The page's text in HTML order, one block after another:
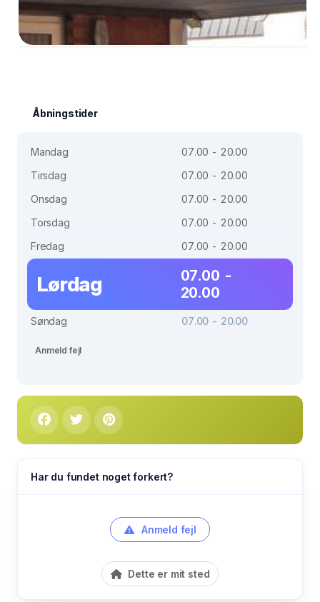
Åbningstider
Mandag
07.00 - 20.00
Tirsdag
07.00 - 20.00
Onsdag
07.00 - 20.00
Torsdag
07.00 - 20.00
Fredag
07.00 - 20.00
Lørdag
07.00 -
20.00
Søndag 07.00 - 20.00
Anmeld fejl
Har du fundet noget forkert?
Anmeld fejl
Dette er mit sted